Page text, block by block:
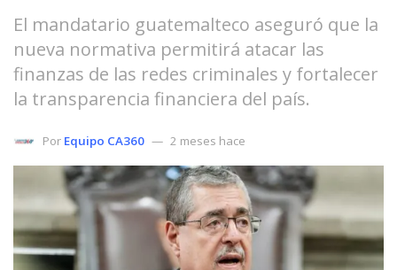
El mandatario guatemalteco aseguró que la
nueva normativa permitirá atacar las
finanzas de las redes criminales y fortalecer
la transparencia financiera del país.
Por Equipo CA360 2 meses hace